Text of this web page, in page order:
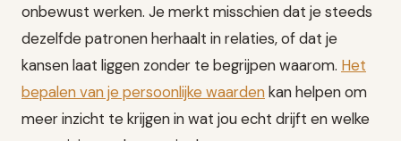
onbewust werken. Je merkt misschien dat je steeds
dezelfde patronen herhaalt in relaties, of dat je
kansen laat liggen zonder te begrijpen waarom. Het
bepalen van je persoonlijke waardenkan helpen om
meer inzicht te krijgen in wat jou echt drijft en welke